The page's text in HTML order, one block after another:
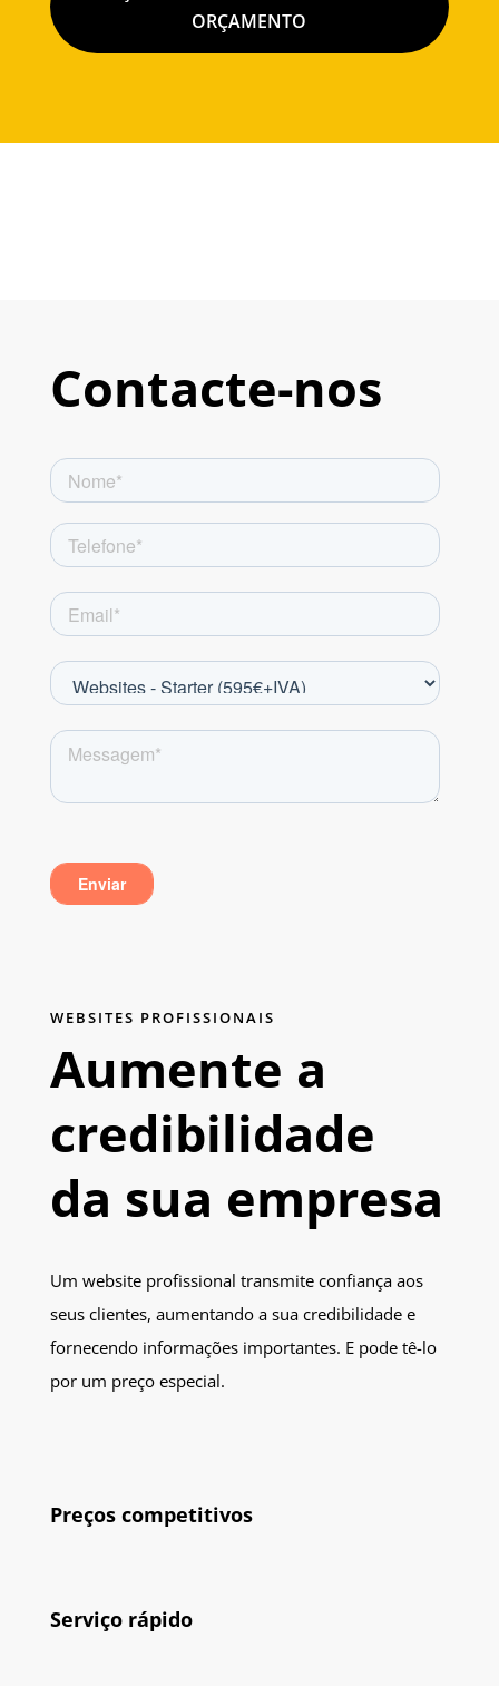
ORÇAMENTO
Contacte-nos
WEBSITES PROFISSIONAIS
Aumente a
credibilidade
da sua empresa
Um website profissional transmite confiança aos
seus clientes, aumentando a sua credibilidade e
fornecendo informações importantes. E pode tê-lo
por um preço especial.
Preços competitivos
Serviço rápido